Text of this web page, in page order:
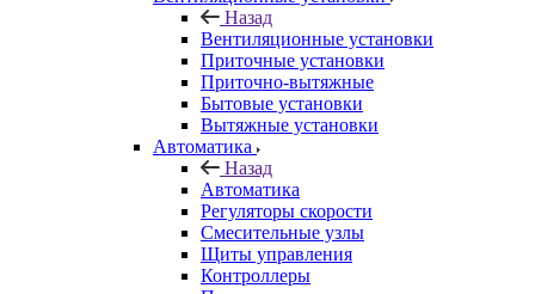
Назад
Вентиляционные установки
Приточные установки
Приточно-вытяжные
Бытовые установки
Вытяжные установки
Автоматика
Назад
Автоматика
Регуляторы скорости
Смесительные узлы
Щиты управления
Контроллеры